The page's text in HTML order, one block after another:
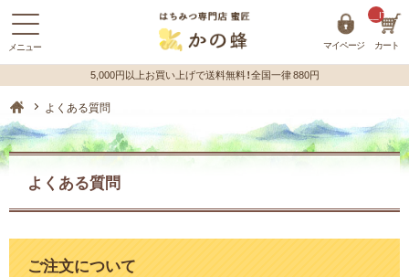
マイページ カート
蜂蜜（はちみつ）の購入はハチミツ専門店【かの蜂】 ホーム
よくある質問
よくある質問
ご注文について